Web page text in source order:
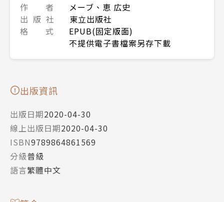
作 者
メーブ、恵 広史
出 版 社
東立出版社
格 式
EPUB(固定版面)
不提供電子書檔案另存下載
出版資訊
出版日期2020-04-30
線上出版日期2020-04-30
ISBN9789864861569
分級普級
語言繁體中文